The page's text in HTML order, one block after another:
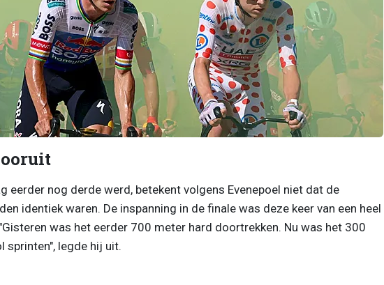
eerder nog derde werd, betekent volgens Evenepoel niet dat de
identiek waren. De inspanning in de finale was deze keer van een heel
was het eerder 700 meter hard doortrekken. Nu was het 300
sprinten", legde hij uit.